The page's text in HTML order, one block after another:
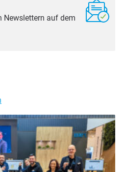
Newslettern auf dem